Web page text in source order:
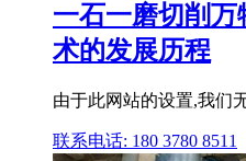
一石一磨切削
术的发展历程
由于此网站的设置,我们
联系电话: 180 3780 8511